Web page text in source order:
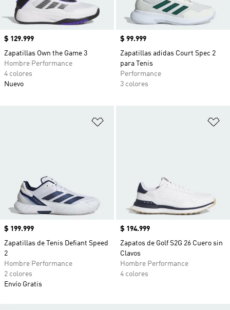
Precio
$ 129.999
Zapatillas Own the Game 3
Hombre Performance
4 colores
Nuevo
Precio
$ 99.999
Zapatillas adidas Court Spec 2
para Tenis
Performance
3 colores
Precio
$ 199.999
Zapatillas de Tenis Defiant Speed
2
Hombre Performance
2 colores
Envío Gratis
Precio
$ 194.999
Zapatos de Golf S2G 26 Cuero sin
Clavos
Hombre Performance
4 colores